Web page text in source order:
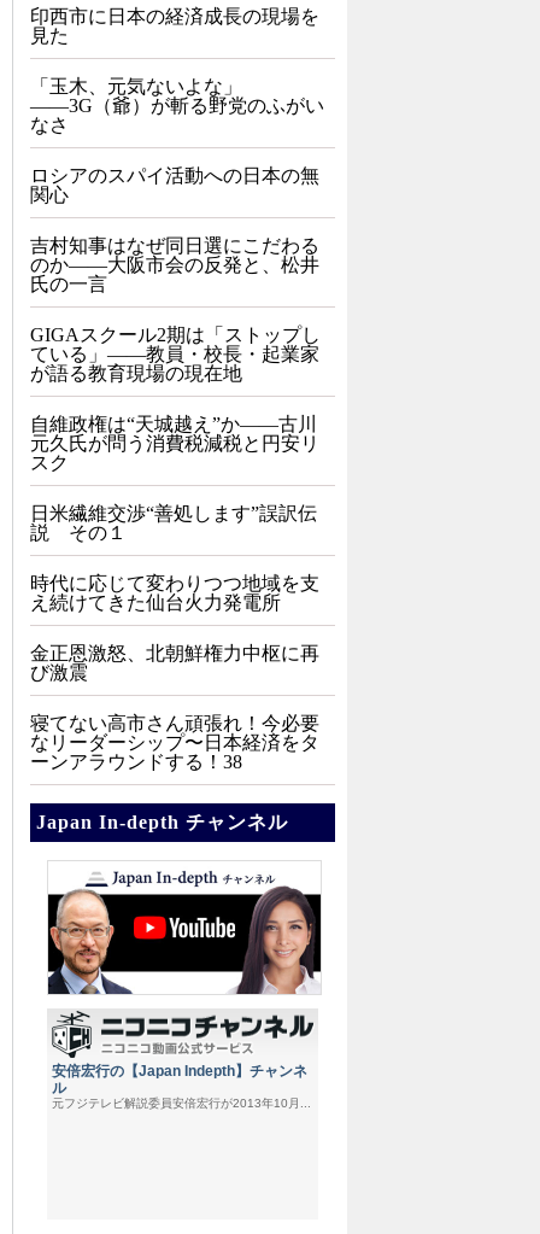
印西市に日本の経済成長の現場を
見た
「玉木、元気ないよな」
――3G（爺）が斬る野党のふがい
なさ
ロシアのスパイ活動への日本の無
関心
吉村知事はなぜ同日選にこだわる
のか――大阪市会の反発と、松井
氏の一言
GIGAスクール2期は「ストップし
ている」——教員・校長・起業家
が語る教育現場の現在地
自維政権は“天城越え”か――古川
元久氏が問う消費税減税と円安リ
スク
日米繊維交渉“善処します”誤訳伝
説 その１
時代に応じて変わりつつ地域を支
え続けてきた仙台火力発電所
金正恩激怒、北朝鮮権力中枢に再
び激震
寝てない高市さん頑張れ！今必要
なリーダーシップ〜日本経済をタ
ーンアラウンドする！38
Japan In-depth チャンネル